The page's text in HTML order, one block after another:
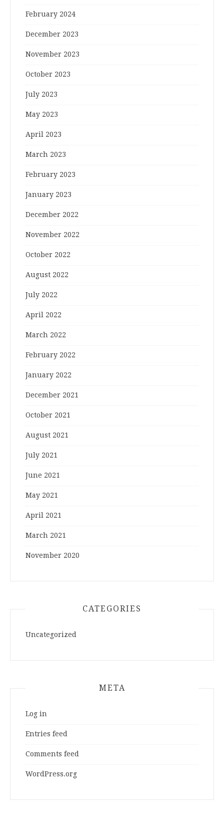
February 2024
December 2023
November 2023
October 2023
July 2023
May 2023
April 2023
March 2023
February 2023
January 2023
December 2022
November 2022
October 2022
August 2022
July 2022
April 2022
March 2022
February 2022
January 2022
December 2021
October 2021
August 2021
July 2021
June 2021
May 2021
April 2021
March 2021
November 2020
CATEGORIES
Uncategorized
META
Log in
Entries feed
Comments feed
WordPress.org